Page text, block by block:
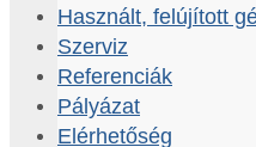
Használt, felújított
Szerviz
Referenciák
Pályázat
Elérhetőség